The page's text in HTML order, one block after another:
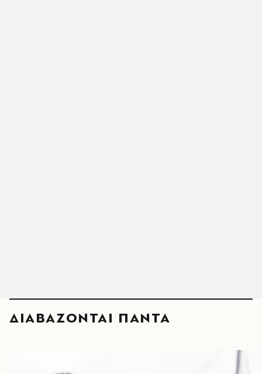
ΔΙΑΒΑΖΟΝΤΑΙ ΠΑΝΤΑ